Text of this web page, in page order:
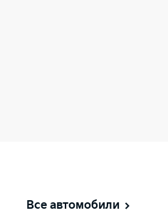
Все автомобили